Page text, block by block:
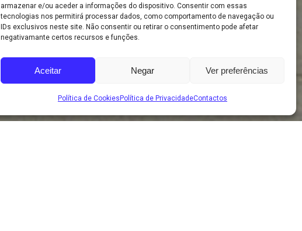
armazenar e/ou aceder a informações do dispositivo. Consentir com essas
tecnologias nos permitirá processar dados, como comportamento de navegação ou
IDs exclusivos neste site. Não consentir ou retirar o consentimento pode afetar
negativamante certos recursos e funções.
Aceitar Negar Ver preferências
Política de Cookies Política de PrivacidadeContactos